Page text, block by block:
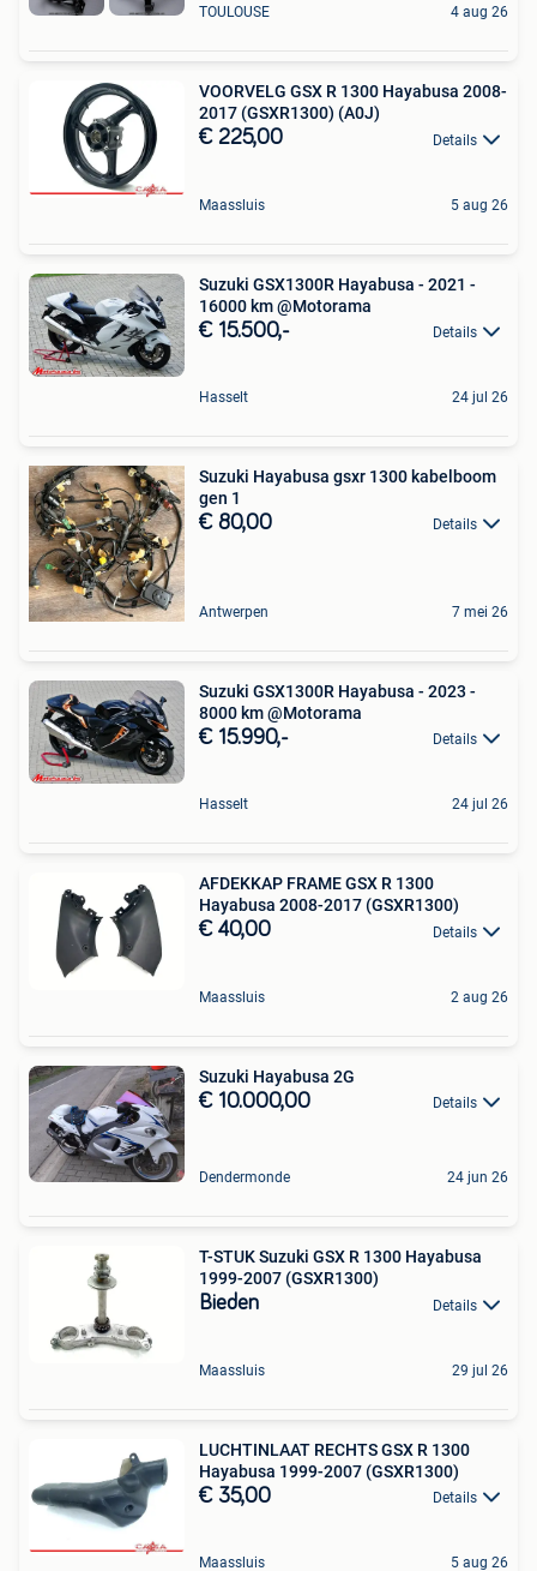
TOULOUSE 4 aug 26
VOORVELG GSX R 1300 Hayabusa 2008-
2017 (GSXR1300) (A0J)
€ 225,00 Details
Maassluis 5 aug 26
Suzuki GSX1300R Hayabusa - 2021 -
16000 km @Motorama
€ 15.500,- Details
Hasselt 24 jul 26
Suzuki Hayabusa gsxr 1300 kabelboom
gen 1
€ 80,00 Details
Antwerpen 7 mei 26
Suzuki GSX1300R Hayabusa - 2023 -
8000 km @Motorama
€ 15.990,- Details
Hasselt 24 jul 26
AFDEKKAP FRAME GSX R 1300
Hayabusa 2008-2017 (GSXR1300)
€ 40,00 Details
Maassluis 2 aug 26
Suzuki Hayabusa 2G
€ 10.000,00 Details
Dendermonde 24 jun 26
T-STUK Suzuki GSX R 1300 Hayabusa
1999-2007 (GSXR1300)
Bieden Details
Maassluis 29 jul 26
LUCHTINLAAT RECHTS GSX R 1300
Hayabusa 1999-2007 (GSXR1300)
€ 35,00 Details
Maassluis 5 aug 26